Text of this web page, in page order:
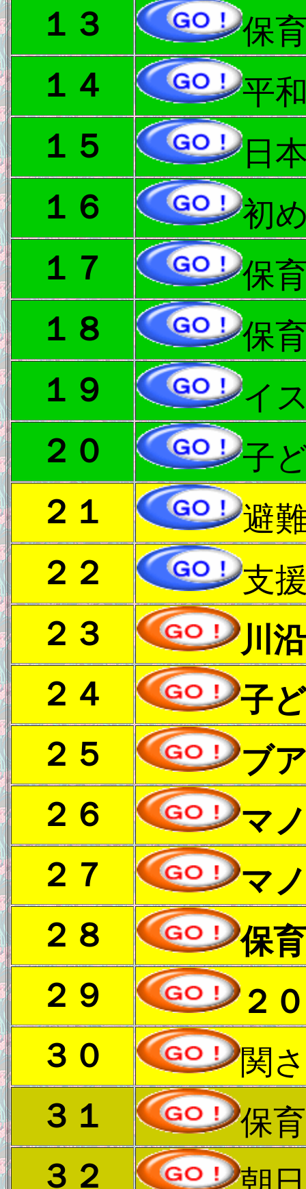
１３
保
１４
平
１５
日
１６
初
１７
保
１８
保
１９
イ
２０
子
２１
避
２２
支
２３
川
２４
子
２５
ブ
２６
マ
２７
マ
２８
保
２９
２
３０
関
３１
保
３２